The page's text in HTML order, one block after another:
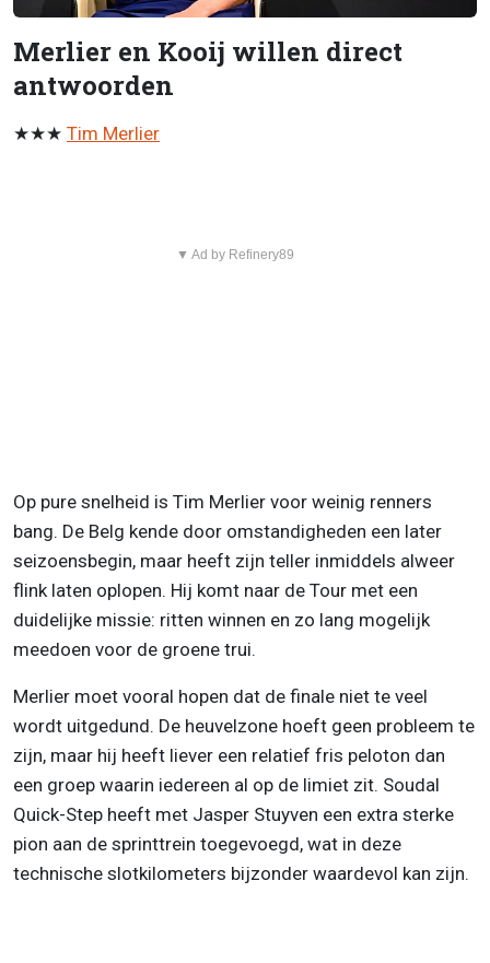
Merlier en Kooij willen direct
antwoorden
★★★ Tim Merlier
▼ Ad by Refinery89
Op pure snelheid is Tim Merlier voor weinig renners
bang. De Belg kende door omstandigheden een later
seizoensbegin, maar heeft zijn teller inmiddels alweer
flink laten oplopen. Hij komt naar de Tour met een
duidelijke missie: ritten winnen en zo lang mogelijk
meedoen voor de groene trui.
Merlier moet vooral hopen dat de finale niet te veel
wordt uitgedund. De heuvelzone hoeft geen probleem te
zijn, maar hij heeft liever een relatief fris peloton dan
een groep waarin iedereen al op de limiet zit. Soudal
Quick-Step heeft met Jasper Stuyven een extra sterke
pion aan de sprinttrein toegevoegd, wat in deze
technische slotkilometers bijzonder waardevol kan zijn.